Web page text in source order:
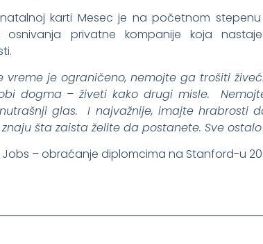
karti Mesec je na početnom
osnivanja privatne kompanije koja
vreme je ograničeno, nemojte ga trošiti
dogma – živeti kako drugi misle.
glas. I najvažnije, imajte hrabrosti
šta zaista želite da postanete. Sve
– obraćanje diplomcima na Stanford-u